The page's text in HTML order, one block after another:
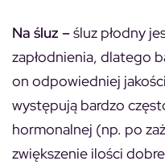
Na śluz –śluz płodny
zapłodnienia, dlatego
on odpowiedniej
występują bardzo
hormonalnej (np. po
zwiększenie ilości